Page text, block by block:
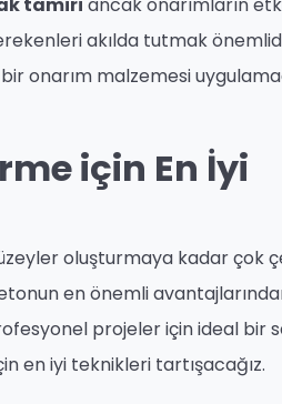
tamiri ancak onarımların
akılda tutmak
onarım malzemesi
için En İyi
oluşturmaya kadar çok
en önemli
projeler için ideal bir
en iyi teknikleri tartışacağız.